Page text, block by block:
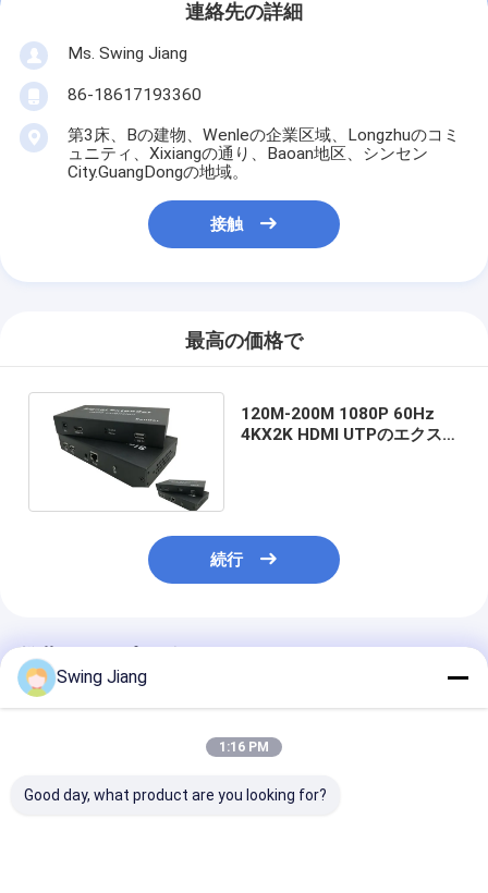
連絡先の詳細
Ms. Swing Jiang
86-18617193360
第3床、Bの建物、Wenleの企業区域、Longzhuのコミ
ュニティ、Xixiangの通り、Baoan地区、シンセン
City.GuangDongの地域。
接触
最高の価格で
120M-200M 1080P 60Hz
4KX2K HDMI UTPのエクステ
続行
推薦されたプロダクト
Swing Jiang
1:16 PM
Good day, what product are you looking for?